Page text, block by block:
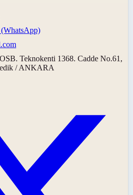
(WhatsApp)
Teknokenti 1368. Cadde No.61,
/ ANKARA